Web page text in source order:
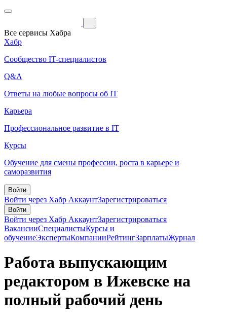
Все сервисы Хабра
Хабр
Сообщество IT-специалистов
Q&A
Ответы на любые вопросы об IT
Карьера
Профессиональное развитие в IT
Курсы
Обучение для смены профессии, роста в карьере и
саморазвития
Войти
Войти через Хабр АккаунтЗарегистрироваться
Войти
Войти через Хабр АккаунтЗарегистрироваться
ВакансииСпециалистыКурсы и
обучениеЭкспертыКомпанииРейтингЗарплатыЖурнал
Работа выпускающим
редактором в Ижевске на
полный рабочий день